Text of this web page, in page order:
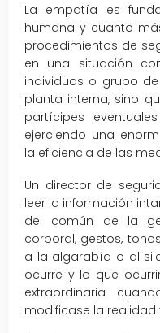
La empatía es
humana y cuanto
procedimientos de
en una situación
individuos o grupo
planta interna, sino
partícipes
ejerciendo una
la eficiencia de las
Un director de
leer la información
del común de la
corporal, gestos,
a la algarabía o al
ocurre y lo que
extraordinaria
modificase la